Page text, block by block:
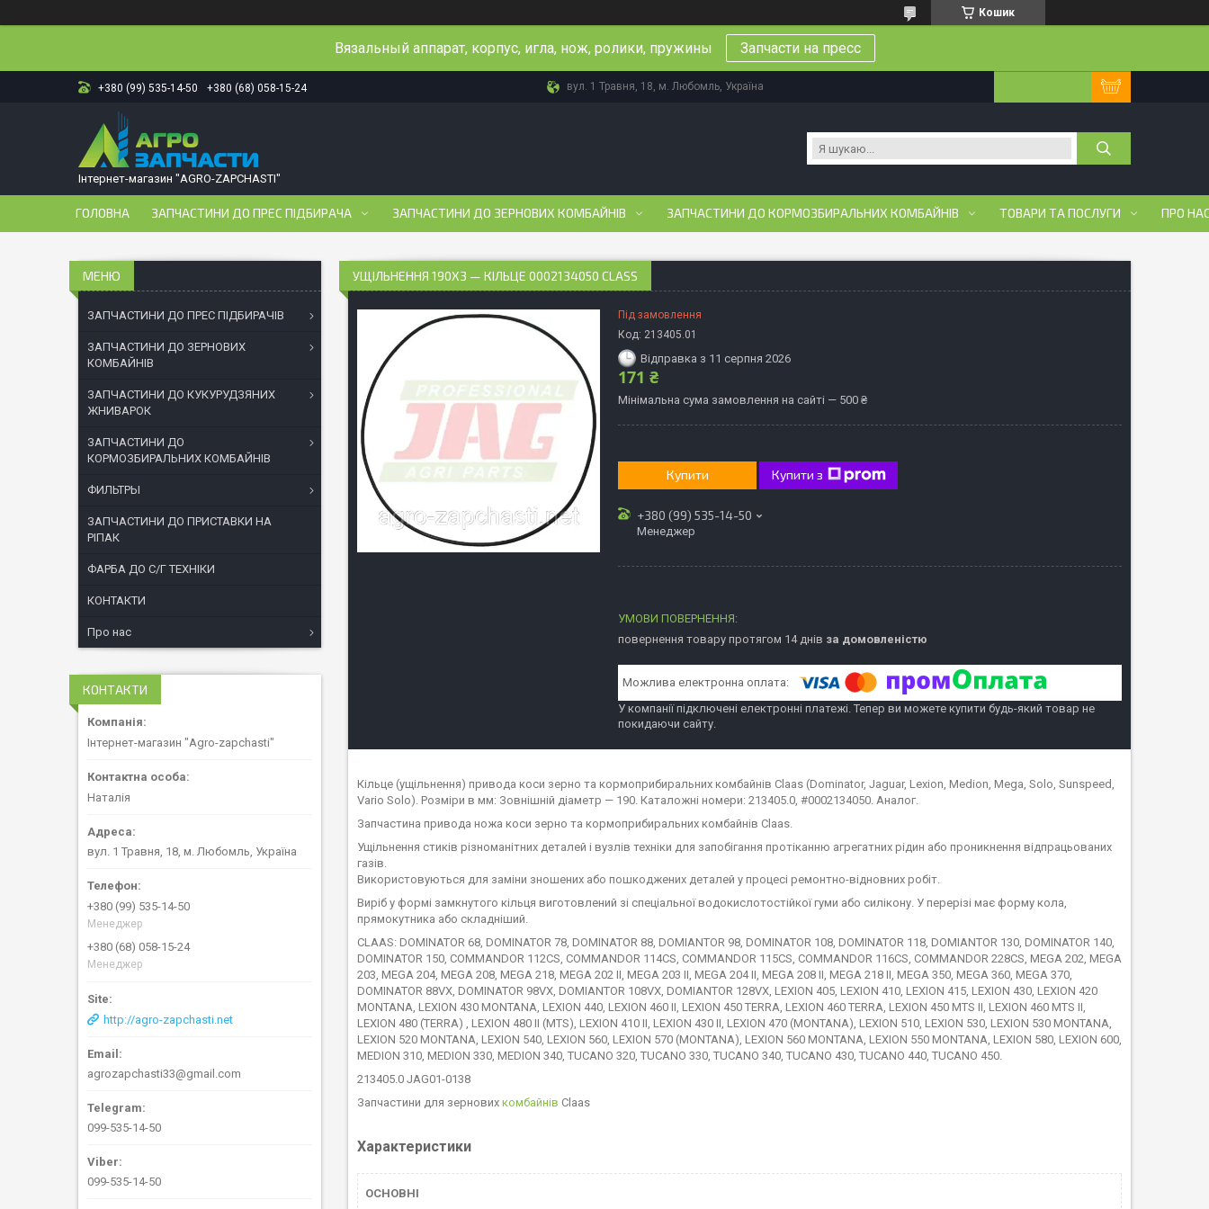
Кошик
Вязальный аппарат, корпус, игла, нож, ролики, пружины Запчасти на пресс
+380 (99) 535-14-50 +380 (68) 058-15-24 вул. 1 Травня, 18, м. Любомль, Україна
Інтернет-магазин "AGRO-ZAPCHASTI"
ГОЛОВНА ЗАПЧАСТИНИ ДО ПРЕС ПІДБИРАЧА ЗАПЧАСТИНИ ДО ЗЕРНОВИХ КОМБАЙНІВ ЗАПЧАСТИНИ ДО КОРМОЗБИРАЛЬНИХ КОМБАЙНІВ ТОВАРИ ТА ПОСЛУГИ ПРО
УЩІЛЬНЕННЯ 190X3 — КІЛЬЦЕ 0002134050 CLASS
Під замовлення
Код: 213405.01
Відправка з 11 серпня 2026
171 ₴
Мінімальна сума замовлення на сайті — 500 ₴
Купити Купити з
+380 (99) 535-14-50
Менеджер
повернення товару протягом 14 днів за домовленістю
У компанії підключені електронні платежі. Тепер ви можете купити будь-який товар не
покидаючи сайту.
Кільце (ущільнення) привода коси зерно та кормоприбиральних комбайнів Claas (Dominator, Jaguar, Lexion, Medion, Mega, Solo, Sunspeed,
Vario Solo). Розміри в мм: Зовнішній діаметр — 190. Каталожні номери: 213405.0, #0002134050. Аналог.
Запчастина привода ножа коси зерно та кормоприбиральних комбайнів Claas.
Ущільнення стиків різноманітних деталей і вузлів техніки для запобігання протіканню агрегатних рідин або проникнення відпрацьованих
газів.
Використовуються для заміни зношених або пошкоджених деталей у процесі ремонтно-відновних робіт.
Виріб у формі замкнутого кільця виготовлений зі спеціальної водокислотостійкої гуми або силікону. У перерізі має форму кола,
прямокутника або складніший.
CLAAS: DOMINATOR 68, DOMINATOR 78, DOMINATOR 88, DOMIANTOR 98, DOMINATOR 108, DOMINATOR 118, DOMIANTOR 130, DOMINATOR 140,
DOMINATOR 150, COMMANDOR 112CS, COMMANDOR 114CS, COMMANDOR 115CS, COMMANDOR 116CS, COMMANDOR 228CS, MEGA 202, MEGA
203, MEGA 204, MEGA 208, MEGA 218, MEGA 202 II, MEGA 203 II, MEGA 204 II, MEGA 208 II, MEGA 218 II, MEGA 350, MEGA 360, MEGA 370,
DOMINATOR 88VX, DOMINATOR 98VX, DOMIANTOR 108VX, DOMIANTOR 128VX, LEXION 405, LEXION 410, LEXION 415, LEXION 430, LEXION 420
MONTANA, LEXION 430 MONTANA, LEXION 440, LEXION 460 II, LEXION 450 TERRA, LEXION 460 TERRA, LEXION 450 MTS II, LEXION 460 MTS II,
LEXION 480 (TERRA) , LEXION 480 II (MTS), LEXION 410 II, LEXION 430 II, LEXION 470 (MONTANA), LEXION 510, LEXION 530, LEXION 530 MONTANA,
LEXION 520 MONTANA, LEXION 540, LEXION 560, LEXION 570 (MONTANA), LEXION 560 MONTANA, LEXION 550 MONTANA, LEXION 580, LEXION 600,
MEDION 310, MEDION 330, MEDION 340, TUCANO 320, TUCANO 330, TUCANO 340, TUCANO 430, TUCANO 440, TUCANO 450.
213405.0 JAG01-0138
Запчастини для зернових комбайнів Claas
Характеристики
ОСНОВНІ
ЗАПЧАСТИНИ ДО ПРЕС ПІДБИРАЧІВ
ЗАПЧАСТИНИ ДО ЗЕРНОВИХ
КОМБАЙНІВ
ЗАПЧАСТИНИ ДО КУКУРУДЗЯНИХ
ЖНИВАРОК
ЗАПЧАСТИНИ ДО
КОРМОЗБИРАЛЬНИХ КОМБАЙНІВ
ФИЛЬТРЫ
ЗАПЧАСТИНИ ДО ПРИСТАВКИ НА
РІПАК
ФАРБА ДО С/Г ТЕХНІКИ
КОНТАКТИ
Про нас
КОНТАКТИ
Інтернет-магазин "Agro-zapchasti"
Наталія
вул. 1 Травня, 18, м. Любомль, Україна
+380 (99) 535-14-50
Менеджер
+380 (68) 058-15-24
Менеджер
http://agro-zapchasti.net
agrozapchasti33@gmail.com
099-535-14-50
099-535-14-50